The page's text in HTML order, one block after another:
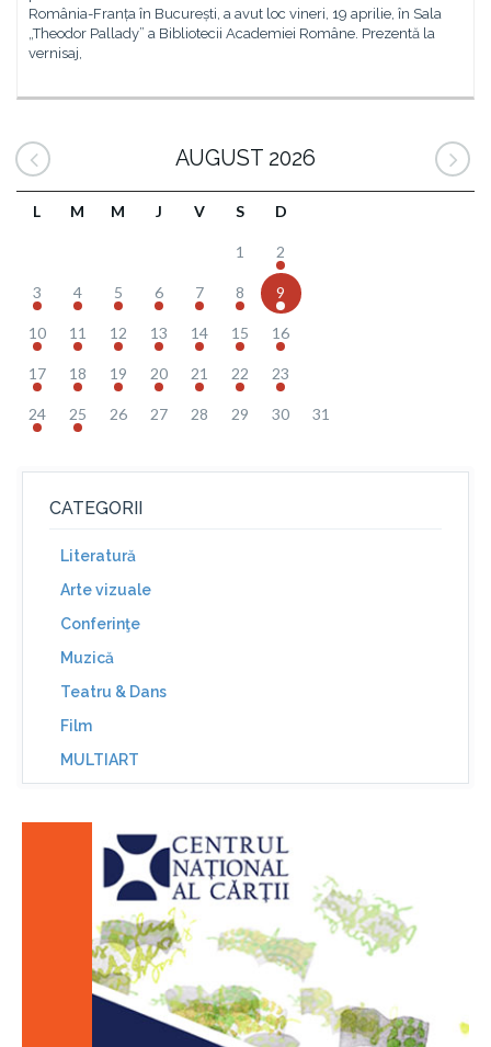
România-Franța în București, a avut loc vineri, 19 aprilie, în Sala
„Theodor Pallady” a Bibliotecii Academiei Române. Prezentă la
vernisaj,
AUGUST 2026
L M M J V S D
1 2
3 4 5 6 7 8 9
10 11 12 13 14 15 16
17 18 19 20 21 22 23
24 25 26 27 28 29 30 31
CATEGORII
Literatură
Arte vizuale
Conferinţe
Muzică
Teatru & Dans
Film
MULTIART